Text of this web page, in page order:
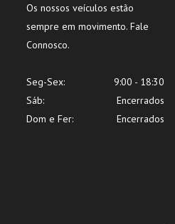
Os nossos veículos estão
sempre em movimento. Fale
Connosco.
Seg-Sex:
9:00 - 18:30
Sáb:
Encerrados
Dom e Fer:
Encerrados